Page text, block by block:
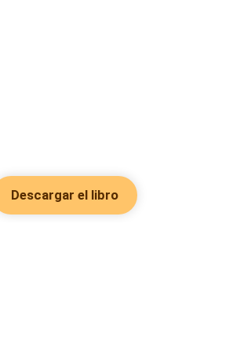
Descargar el libro